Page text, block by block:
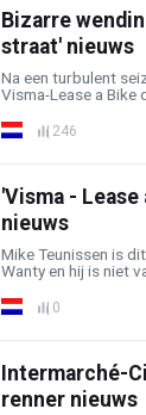
Bizarre
straat' nieuws
Na een turbulent
Visma-Lease a Bike
246
'Visma -
nieuws
Mike Teunissen is
Wanty en hij is niet
0
Intermarché-
renner nieuws